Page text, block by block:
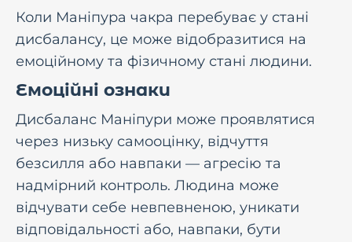
Коли Маніпура чакра перебуває у стані
дисбалансу, це може відобразитися на
емоційному та фізичному стані людини.
Емоційні ознаки
Дисбаланс Маніпури може проявлятися
через низьку самооцінку, відчуття
безсилля або навпаки — агресію та
надмірний контроль. Людина може
відчувати себе невпевненою, уникати
відповідальності або, навпаки, бути